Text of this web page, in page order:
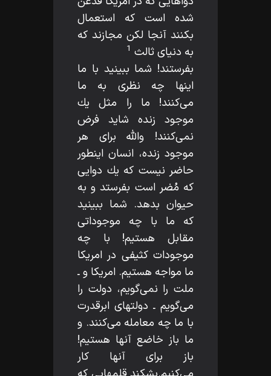
شده است كه استعمال
بكنند آنجا لكن مجازند كه
به دنياى ثالث 1
بفرستند! شما ببينيد با ما
اينها چه نظرى به ما
مى‌كنند! ما را مثل يك
موجود زنده شايد فرض
نمى‌كنند! واللّه‌ براى هر
موجود زنده، انسان اينطور
حاضر نيست كه يك دوايى
كه مُضر است بفرستد و به
حيوان بدهد. شما ببينيد
كه ما با چه موجوداتى
مقابل هستيم! با چه
موجودات كثيفى در امريكا
ما مواجه هستيم. امريكا و ـ
ملت را نمى‌گويم، دولت را
مى‌گويم ـ دولتهاى ابرقدرت
با ما چه معامله مى‌كنند. و
ما باز خاضع آنها هستيم!
باز براى آنها كار